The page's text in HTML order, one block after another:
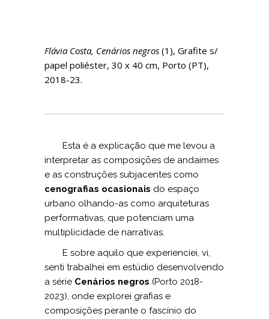
Flávia Costa, Cenários negros (1), Grafite s/
papel poliéster, 30 x 40 cm, Porto (PT),
2018-23.
Esta é a explicação que me levou a
interpretar as composições de andaimes
e as construções subjacentes como
cenografias ocasionais do espaço
urbano olhando-as como arquiteturas
performativas, que potenciam uma
multiplicidade de narrativas.
E sobre aquilo que experienciei, vi,
senti trabalhei em estúdio desenvolvendo
a série Cenários negros (Porto 2018-
2023), onde explorei grafias e
composições perante o fascínio do